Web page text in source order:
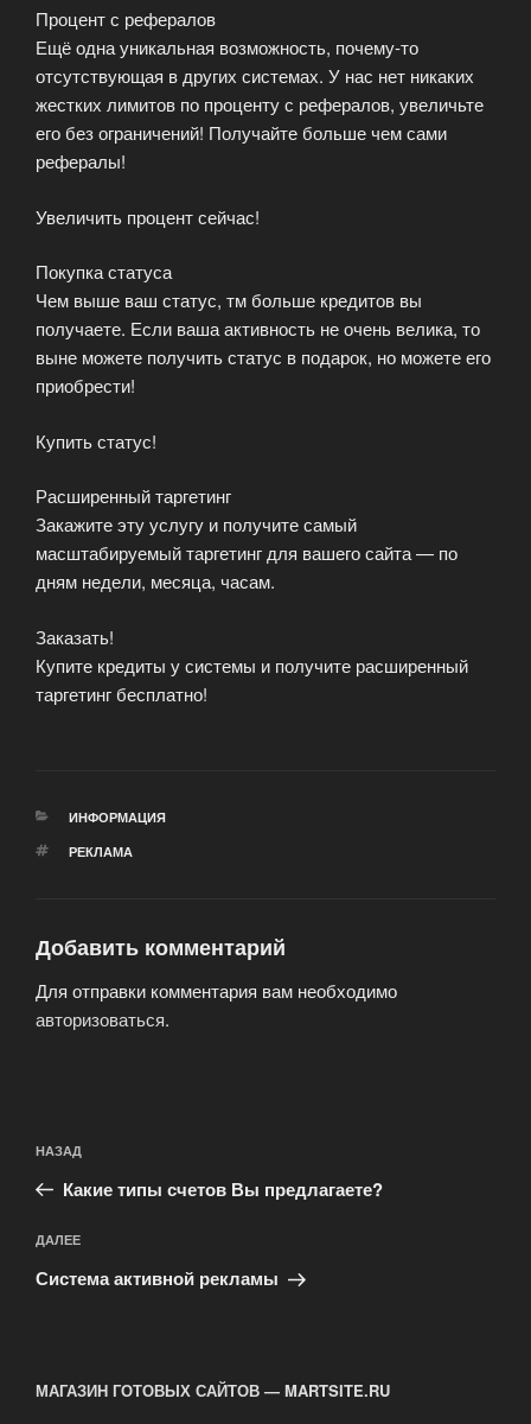
Процент с рефералов
Ещё одна уникальная возможность, почему-то
отсутствующая в других системах. У нас нет никаких
жестких лимитов по проценту с рефералов, увеличьте
его без ограничений! Получайте больше чем сами
рефералы!
Увеличить процент сейчас!
Покупка статуса
Чем выше ваш статус, тм больше кредитов вы
получаете. Если ваша активность не очень велика, то
выне можете получить статус в подарок, но можете его
приобрести!
Купить статус!
Расширенный таргетинг
Закажите эту услугу и получите самый
масштабируемый таргетинг для вашего сайта — по
дням недели, месяца, часам.
Заказать!
Купите кредиты у системы и получите расширенный
таргетинг бесплатно!
РУБРИКИ
ИНФОРМАЦИЯ
МЕТКИ
РЕКЛАМА
Добавить комментарий
Для отправки комментария вам необходимо
авторизоваться.
по
записям
Предыдущая
запись:
НАЗАД
Какие типы счетов Вы предлагаете?
Следующая
запись
ДАЛЕЕ
Система активной рекламы
МАГАЗИН ГОТОВЫХ САЙТОВ — MARTSITE.RU